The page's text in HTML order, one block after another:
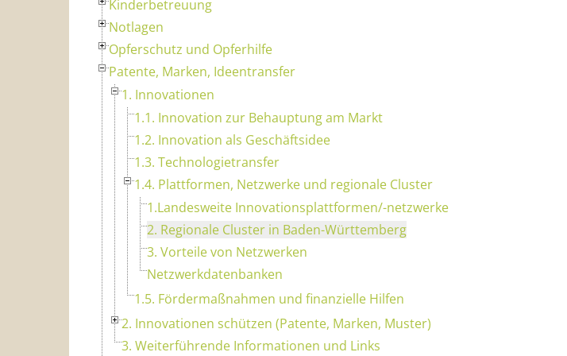
Kinderbetreuung
Notlagen
Opferschutz und Opferhilfe
Patente, Marken, Ideentransfer
1. Innovationen
1.1. Innovation zur Behauptung am Markt
1.2. Innovation als Geschäftsidee
1.3. Technologietransfer
1.4. Plattformen, Netzwerke und regionale Cluster
1.Landesweite Innovationsplattformen/-netzwerke
2. Regionale Cluster in Baden-Württemberg
3. Vorteile von Netzwerken
Netzwerkdatenbanken
1.5. Fördermaßnahmen und finanzielle Hilfen
2. Innovationen schützen (Patente, Marken, Muster)
3. Weiterführende Informationen und Links